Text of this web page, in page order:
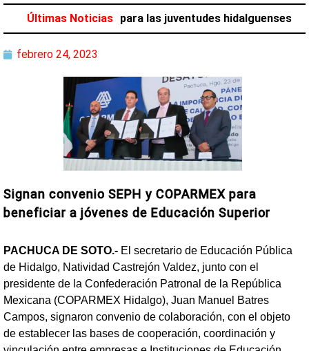
Últimas Noticias
de actividades para las juventudes hidalguenses
febrero 24, 2023
Signan convenio SEPH y COPARMEX para
beneficiar a jóvenes de Educación Superior
PACHUCA DE SOTO.- El secretario de Educación Pública
de Hidalgo, Natividad Castrejón Valdez, junto con el
presidente de la Confederación Patronal de la República
Mexicana (COPARMEX Hidalgo), Juan Manuel Batres
Campos, signaron convenio de colaboración, con el objeto
de establecer las bases de cooperación, coordinación y